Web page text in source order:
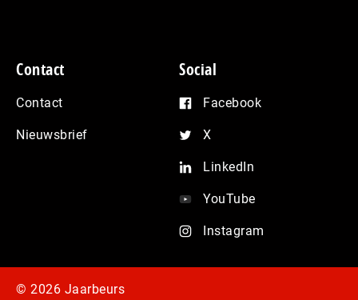
Contact
Contact
Nieuwsbrief
Social
Facebook
X
LinkedIn
YouTube
Instagram
© 2026 Jaarbeurs